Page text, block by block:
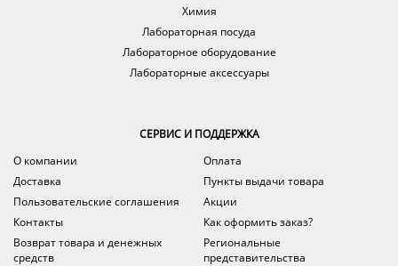
Химия
Лабораторная посуда
Лабораторное оборудование
Лабораторные аксессуары
СЕРВИС И ПОДДЕРЖКА
О компании
Оплата
Доставка
Пункты выдачи товара
Пользовательские соглашения
Акции
Контакты
Как оформить заказ?
Возврат товара и денежных
средств
Региональные
представительства